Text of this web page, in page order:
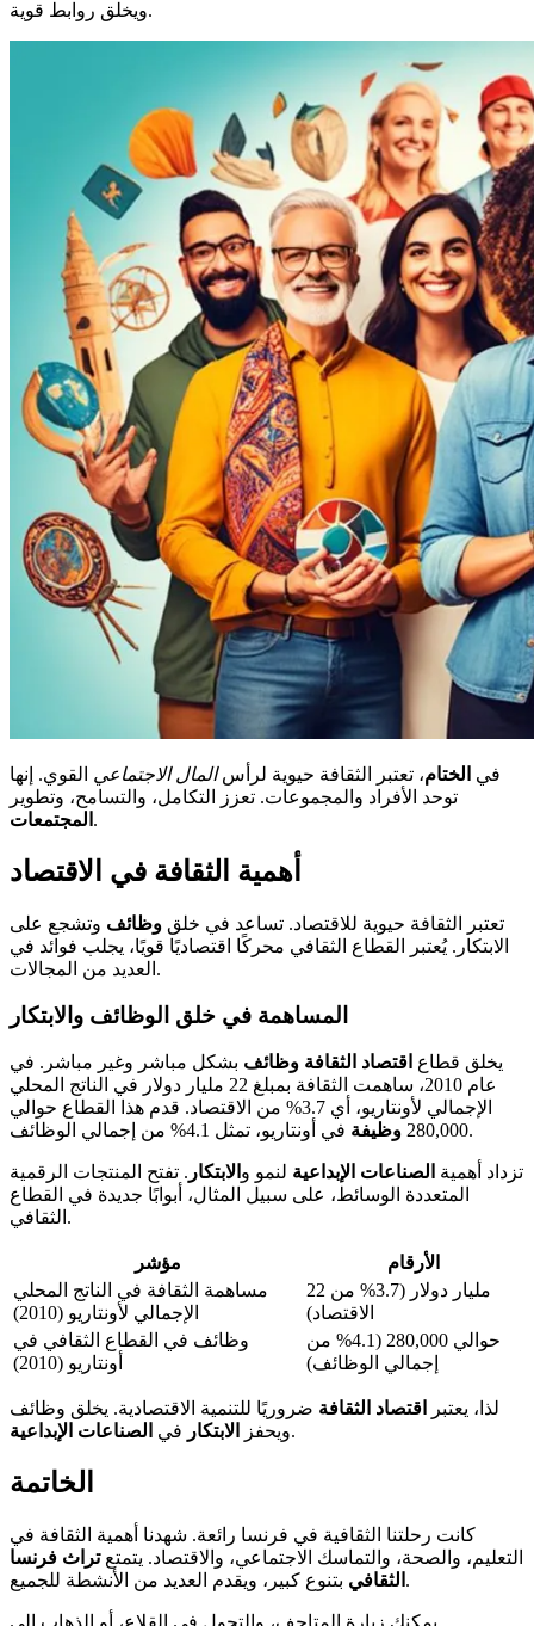
ويخلق روابط قوية.
في الختام، تعتبر الثقافة حيوية لرأسالمال الاجتماعي القوي. إنها
توحد الأفراد والمجموعات. تعزز التكامل، والتسامح، وتطوير
المجتمعات .
أهمية الثقافة في الاقتصاد
تعتبر الثقافة حيوية للاقتصاد. تساعد في خلق وظائف وتشجع على
الابتكار. يُعتبر القطاع الثقافي محركًا اقتصاديًا قويًا، يجلب فوائد في
العديد من المجالات.
المساهمة في خلق الوظائف والابتكار
يخلق قطاع اقتصاد الثقافة وظائف بشكل مباشر وغير مباشر. في
عام 2010، ساهمت الثقافة بمبلغ 22 مليار دولار في الناتج المحلي
الإجمالي لأونتاريو، أي 3.7% من الاقتصاد. قدم هذا القطاع حوالي
280,000 وظيفة في أونتاريو، تمثل 4.1% من إجمالي الوظائف.
تزداد أهمية الصناعات الإبداعية لنمو و الابتكار . تفتح المنتجات الرقمية
المتعددة الوسائط، على سبيل المثال، أبوابًا جديدة في القطاع
الثقافي.
مؤشر
الأرقام
مساهمة الثقافة في الناتج المحلي
الإجمالي لأونتاريو (2010)
22 مليار دولار (3.7% من
الاقتصاد)
وظائف في القطاع الثقافي في
أونتاريو (2010)
حوالي 280,000 (4.1% من
إجمالي الوظائف)
لذا، يعتبر اقتصاد الثقافة ضروريًا للتنمية الاقتصادية. يخلق وظائف
ويحفز
الابتكار في الصناعات الإبداعية .
الخاتمة
كانت رحلتنا الثقافية في فرنسا رائعة. شهدنا أهمية الثقافة في
التعليم، والصحة، والتماسك الاجتماعي، والاقتصاد. يتمتعتراث فرنسا
الثقافي بتنوع كبير، ويقدم العديد من الأنشطة للجميع.